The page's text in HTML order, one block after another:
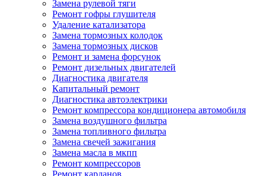
Замена рулевой тяги
Ремонт гофры глушителя
Удаление катализатора
Замена тормозных колодок
Замена тормозных дисков
Ремонт и замена форсунок
Ремонт дизельных двигателей
Диагностика двигателя
Капитальный ремонт
Диагностика автоэлектрики
Ремонт компрессора кондиционера автомобиля
Замена воздушного фильтра
Замена топливного фильтра
Замена свечей зажигания
Замена масла в мкпп
Ремонт компрессоров
Ремонт карданов